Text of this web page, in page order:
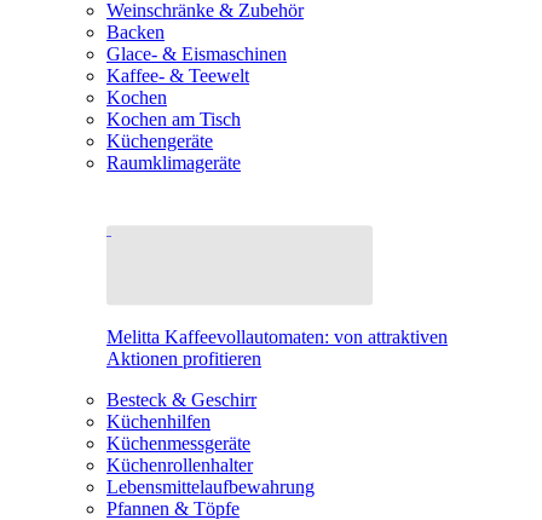
Weinschränke & Zubehör
Backen
Glace- & Eismaschinen
Kaffee- & Teewelt
Kochen
Kochen am Tisch
Küchengeräte
Raumklimageräte
Melitta Kaffeevollautomaten: von attraktiven
Aktionen profitieren
Besteck & Geschirr
Küchenhilfen
Küchenmessgeräte
Küchenrollenhalter
Lebensmittelaufbewahrung
Pfannen & Töpfe